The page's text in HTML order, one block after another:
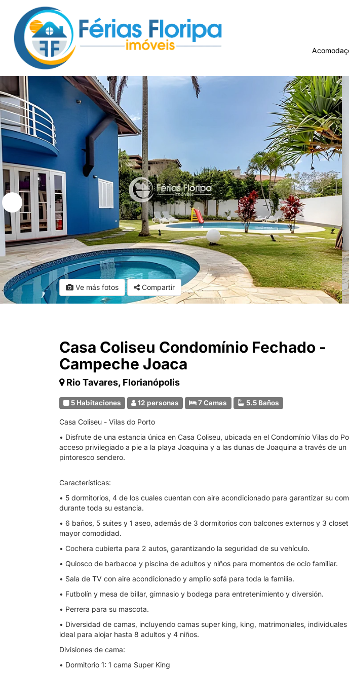
Ve más fotos Compartir
Casa Coliseu Condomínio Fechado -
Campeche Joaca
Rio Tavares, Florianópolis
5 Habitaciones 12 personas 7 Camas 5.5 Baños
Casa Coliseu - Vilas do Porto
• Disfrute de una estancia única en Casa Coliseu, ubicada en el Condomínio Vilas do
acceso privilegiado a pie a la playa Joaquina y a las dunas de Joaquina a través de un
pintoresco sendero.
Características:
• 5 dormitorios, 4 de los cuales cuentan con aire acondicionado para garantizar su
durante toda su estancia.
• 6 baños, 5 suites y 1 aseo, además de 3 dormitorios con balcones externos y 3
mayor comodidad.
• Cochera cubierta para 2 autos, garantizando la seguridad de su vehículo.
• Quiosco de barbacoa y piscina de adultos y niños para momentos de ocio familiar.
• Sala de TV con aire acondicionado y amplio sofá para toda la familia.
• Futbolín y mesa de billar, gimnasio y bodega para entretenimiento y diversión.
• Perrera para su mascota.
• Diversidad de camas, incluyendo camas super king, king, matrimoniales,
ideal para alojar hasta 8 adultos y 4 niños.
Divisiones de cama:
• Dormitorio 1: 1 cama Super King